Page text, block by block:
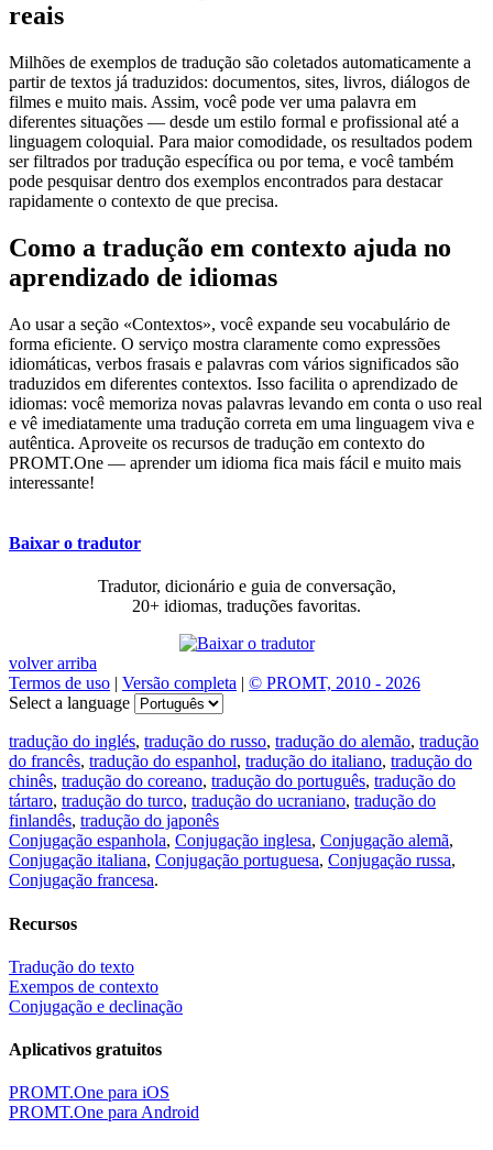
reais
Milhões de exemplos de tradução são coletados automaticamente a
partir de textos já traduzidos: documentos, sites, livros, diálogos de
filmes e muito mais. Assim, você pode ver uma palavra em
diferentes situações — desde um estilo formal e profissional até a
linguagem coloquial. Para maior comodidade, os resultados podem
ser filtrados por tradução específica ou por tema, e você também
pode pesquisar dentro dos exemplos encontrados para destacar
rapidamente o contexto de que precisa.
Como a tradução em contexto ajuda no
aprendizado de idiomas
Ao usar a seção «Contextos», você expande seu vocabulário de
forma eficiente. O serviço mostra claramente como expressões
idiomáticas, verbos frasais e palavras com vários significados são
traduzidos em diferentes contextos. Isso facilita o aprendizado de
idiomas: você memoriza novas palavras levando em conta o uso real
e vê imediatamente uma tradução correta em uma linguagem viva e
autêntica. Aproveite os recursos de tradução em contexto do
PROMT.One — aprender um idioma fica mais fácil e muito mais
interessante!
Baixar o tradutor
Tradutor, dicionário e guia de conversação,
20+ idiomas, traduções favoritas.
volver arriba
Termos de uso | Versão completa | © PROMT, 2010 - 2026
Select a language
tradução do inglés, tradução do russo, tradução do alemão, tradução
do francês, tradução do espanhol, tradução do italiano, tradução do
chinês, tradução do coreano, tradução do português, tradução do
tártaro, tradução do turco, tradução do ucraniano, tradução do
finlandês, tradução do japonês
Conjugação espanhola, Conjugação inglesa, Conjugação alemã,
Conjugação italiana, Conjugação portuguesa, Conjugação russa,
Conjugação francesa.
Recursos
Tradução do texto
Exempos de contexto
Conjugação e declinação
Aplicativos gratuitos
PROMT.One para iOS
PROMT.One para Android